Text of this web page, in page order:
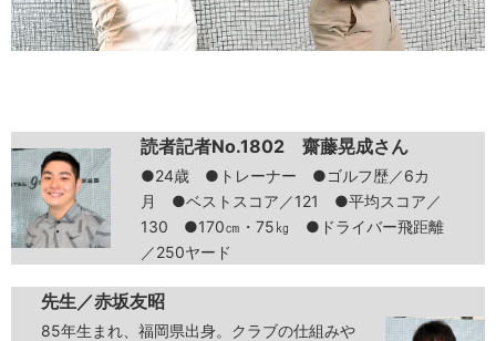
読者記者No.1802 齋藤晃成さん
●24歳 ●トレーナー ●ゴルフ歴／6カ
月 ●ベストスコア／121 ●平均スコア／
130 ●170㎝・75㎏ ●ドライバー飛距離
／250ヤード
先生／赤坂友昭
85年生まれ、福岡県出身。クラブの仕組みや